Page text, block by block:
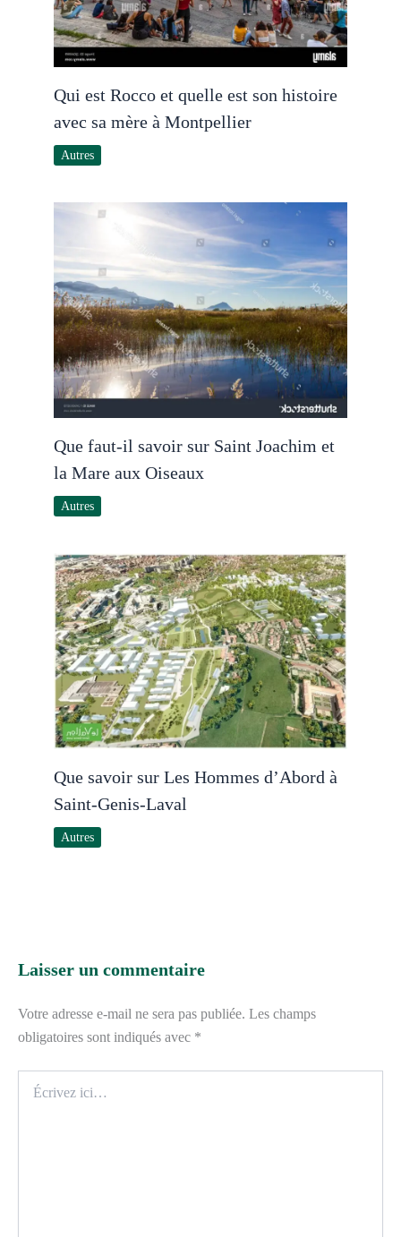
Qui est Rocco et quelle est son histoire
avec sa mère à Montpellier
Autres
Que faut-il savoir sur Saint Joachim et
la Mare aux Oiseaux
Autres
Que savoir sur Les Hommes d’Abord à
Saint-Genis-Laval
Autres
Laisser un commentaire
Votre adresse e-mail ne sera pas publiée. Les champs
obligatoires sont indiqués avec *
ici…